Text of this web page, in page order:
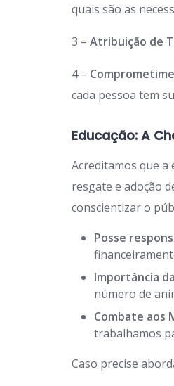
quais são as
3 – Atribuição de
4 –
cada pessoa tem
Educação: A
Acreditamos que
resgate e adoção
conscientizar o
Posse
Importância
número de
Combate aos
trabalhamos
Caso precise